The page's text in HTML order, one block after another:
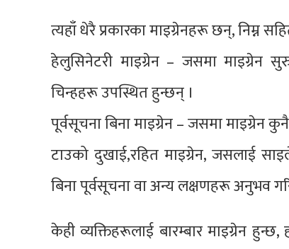
त्यहाँ धेरै प्रकारका माइग्रेनहरू छन्, निम्न
हेलुसिनेटरी माइग्रेन – जसमा माइग्रेन
चिन्हहरू उपस्थित हुन्छन् ।
पूर्वसूचना बिना माइग्रेन – जसमा माइग्रेन
टाउको दुखाई,रहित माइग्रेन, जसलाई
बिना पूर्वसूचना वा अन्य लक्षणहरू अनुभव
केही व्यक्तिहरूलाई बारम्बार माइग्रेन